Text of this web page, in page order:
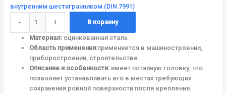
внутренним шестигранником (DIN 7991)
- + В корзину
Материал:оцинкованная сталь
Область применения:применяется в машиностроении,
приборостроении, строительстве.
Описание и особенности:имеет потайную головку, что
позволяет устанавливать его в местах требующих
сохранения ровной поверхности после крепления.